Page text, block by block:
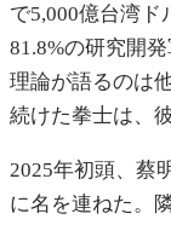
で5,000億台湾
81.8%の研究開
理論が語るのは
続けた拳士は、
2025年初頭、蔡
に名を連ねた。